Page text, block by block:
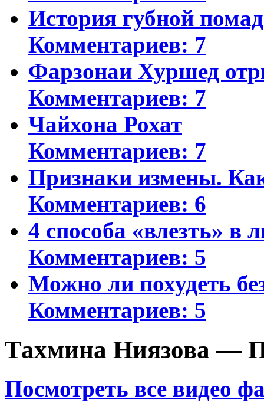
История губной
Комментариев: 7
Фарзонаи Хуршед
Комментариев: 7
Чайхона Рохат
Комментариев: 7
Признаки измены.
Комментариев: 6
4 способа «влезть» в
Комментариев: 5
Можно ли похудеть
Комментариев: 5
Тахмина Ниязова —
Посмотреть все видео